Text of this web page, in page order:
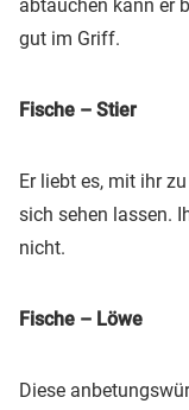
abtauchen kann er
gut im Griff.
Fische – Stier
Er liebt es, mit ihr
sich sehen lassen.
nicht.
Fische – Löwe
Diese